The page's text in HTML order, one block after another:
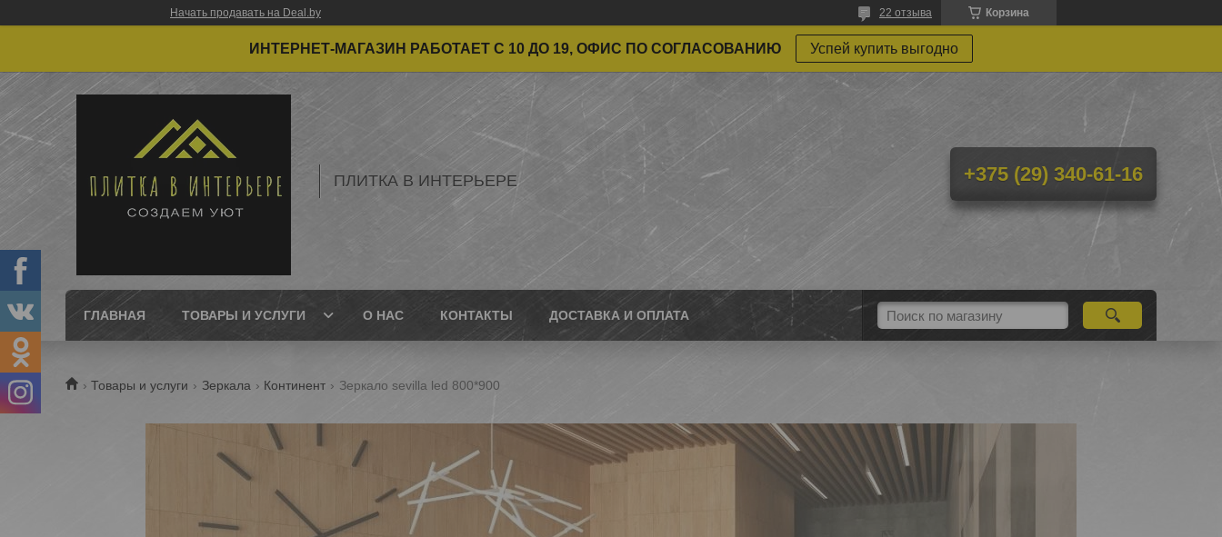
Начать продавать на Deal.by Корзина
22 отзыва
ИНТЕРНЕТ-МАГАЗИН РАБОТАЕТ С 10 ДО 19, ОФИС ПО СОГЛАСОВАНИЮ Успей купить выгодно
ПЛИТКА В ИНТЕРЬЕРЕ +375 (29) 340-61-16
ГЛАВНАЯ ТОВАРЫ И УСЛУГИ О НАС КОНТАКТЫ ДОСТАВКА И ОПЛАТА
Товары и услуги Зеркала Континент Зеркало sevilla led 800*900